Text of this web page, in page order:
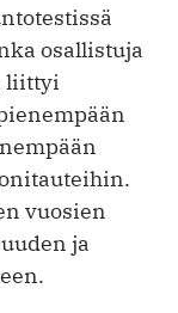
osallistuja
liittyi
vuosien
ja